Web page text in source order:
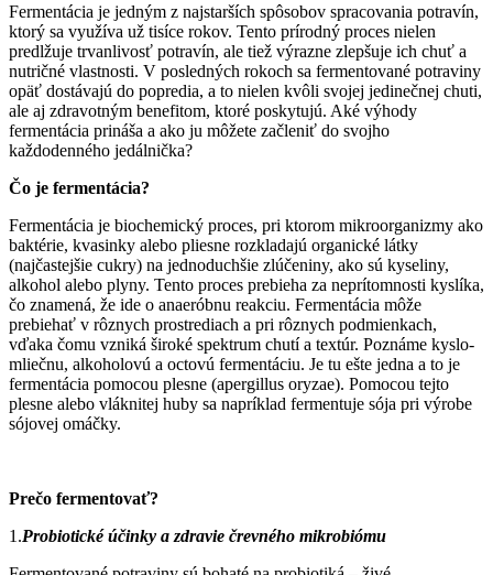
Fermentácia je jedným z najstarších spôsobov spracovania potravín,
ktorý sa využíva už tisíce rokov. Tento prírodný proces nielen
predlžuje trvanlivosť potravín, ale tiež výrazne zlepšuje ich chuť a
nutričné vlastnosti. V posledných rokoch sa fermentované potraviny
opäť dostávajú do popredia, a to nielen kvôli svojej jedinečnej chuti,
ale aj zdravotným benefitom, ktoré poskytujú. Aké výhody
fermentácia prináša a ako ju môžete začleniť do svojho
každodenného jedálnička?
Čo je fermentácia?
Fermentácia je biochemický proces, pri ktorom mikroorganizmy ako
baktérie, kvasinky alebo pliesne rozkladajú organické látky
(najčastejšie cukry) na jednoduchšie zlúčeniny, ako sú kyseliny,
alkohol alebo plyny. Tento proces prebieha za neprítomnosti kyslíka,
čo znamená, že ide o anaeróbnu reakciu. Fermentácia môže
prebiehať v rôznych prostrediach a pri rôznych podmienkach,
vďaka čomu vzniká široké spektrum chutí a textúr. Poznáme kyslo-
mliečnu, alkoholovú a octovú fermentáciu. Je tu ešte jedna a to je
fermentácia pomocou plesne (apergillus oryzae). Pomocou tejto
plesne alebo vláknitej huby sa napríklad fermentuje sója pri výrobe
sójovej omáčky.
Prečo fermentovať?
1.Probiotické účinky a zdravie črevného mikrobiómu